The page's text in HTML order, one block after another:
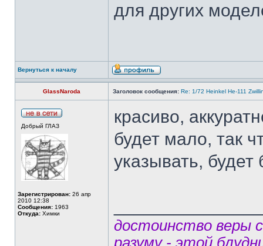
для других
Вернуться к началу
GlassNaroda Заголовок сообщения: Re: 1/72 Heinkel He-111
Добрый ГЛАЗ
Зарегистрирован: 26 апр
2010 12:38
Сообщения: 1963
Откуда: Химки
красиво,
будет мало, так
указывать,
достоинство веры
разуму - этой